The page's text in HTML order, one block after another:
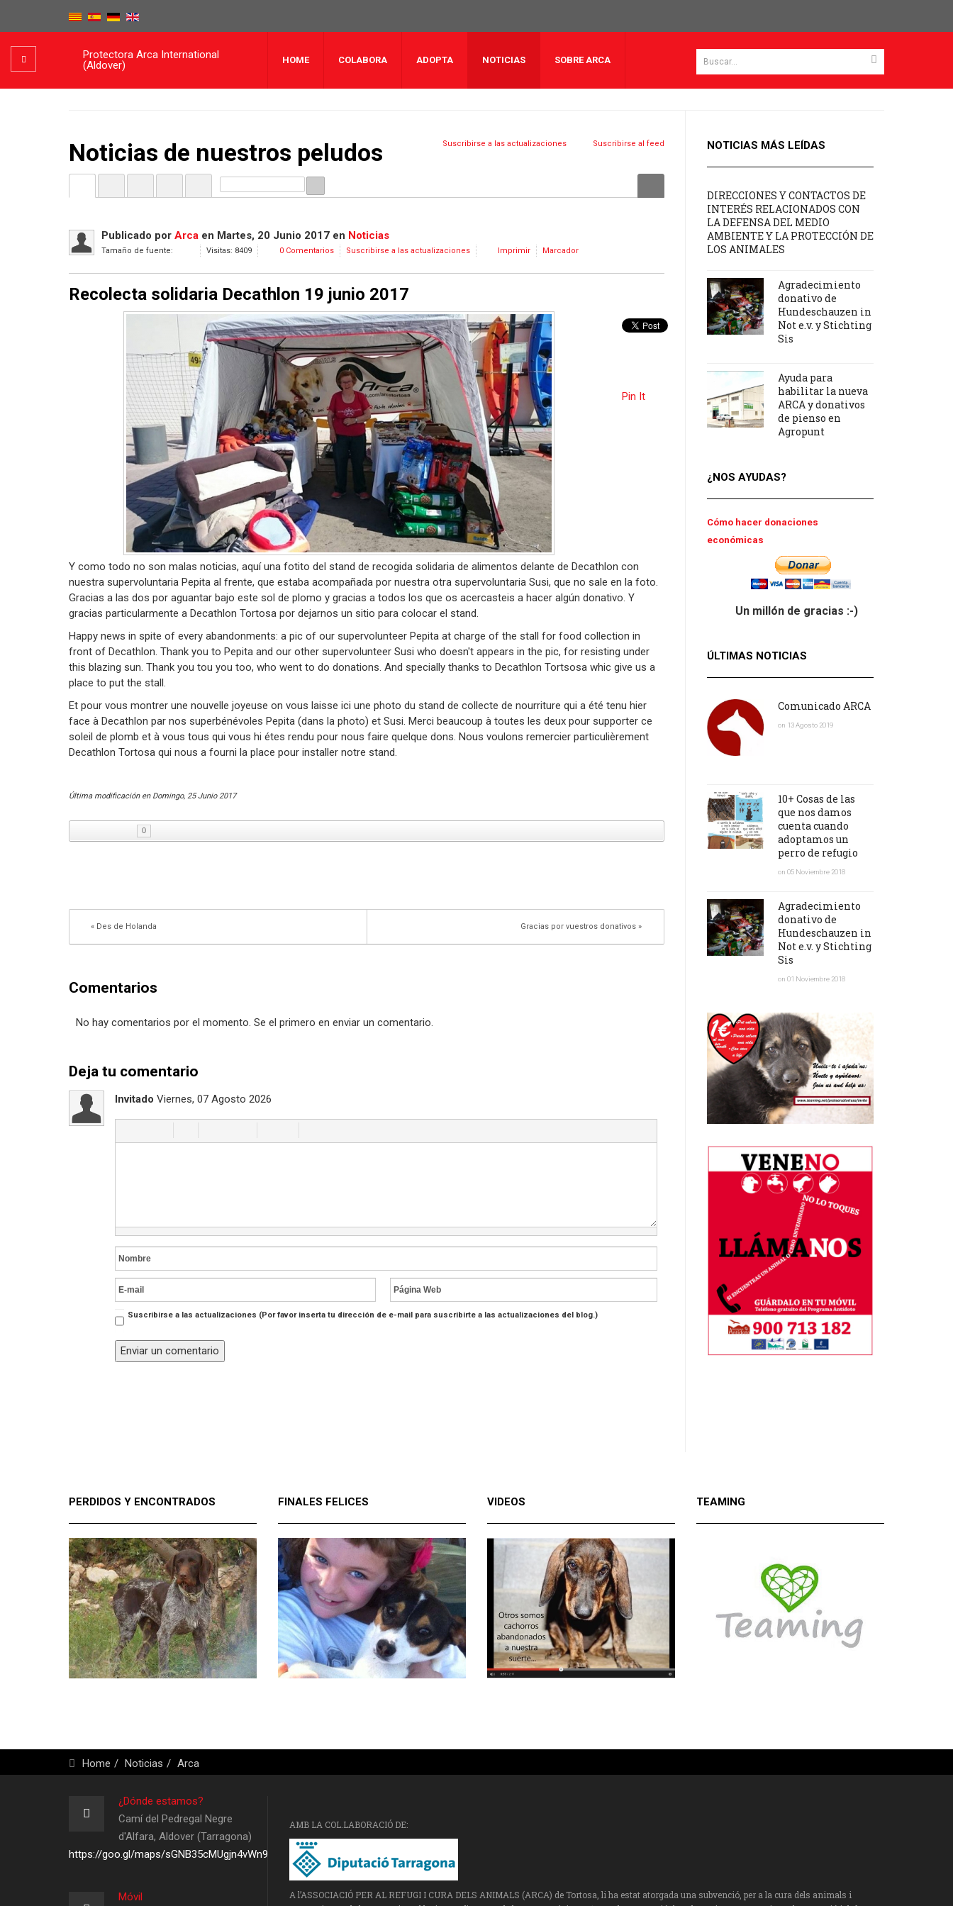
Protectora Arca International
(Aldover)
HOME COLABORA ADOPTA NOTICIAS SOBRE ARCA
Suscribirse a las actualizaciones Suscribirse al feed
Noticias de nuestros peludos
Publicado por Arca en Martes, 20 Junio 2017 en Noticias
Tamaño de fuente: Visitas: 8409 0 Comentarios Suscribirse a las actualizaciones Imprimir Marcador
Recolecta solidaria Decathlon 19 junio 2017
Pin It
Y como todo no son malas noticias, aquí una fotito del stand de recogida solidaria de alimentos delante de Decathlon con
nuestra supervoluntaria Pepita al frente, que estaba acompañada por nuestra otra supervoluntaria Susi, que no sale en la foto.
Gracias a las dos por aguantar bajo este sol de plomo y gracias a todos los que os acercasteis a hacer algún donativo. Y
gracias particularmente a Decathlon Tortosa por dejarnos un sitio para colocar el stand.
Happy news in spite of every abandonments: a pic of our supervolunteer Pepita at charge of the stall for food collection in
front of Decathlon. Thank you to Pepita and our other supervolunteer Susi who doesn't appears in the pic, for resisting under
this blazing sun. Thank you tou you too, who went to do donations. And specially thanks to Decathlon Tortsosa whic give us a
place to put the stall.
Et pour vous montrer une nouvelle joyeuse on vous laisse ici une photo du stand de collecte de nourriture qui a été tenu hier
face à Decathlon par nos superbénévoles Pepita (dans la photo) et Susi. Merci beaucoup à toutes les deux pour supporter ce
soleil de plomb et à vous tous qui vous hi étes rendu pour nous faire quelque dons. Nous voulons remercier particulièrement
Decathlon Tortosa qui nous a fourni la place pour installer notre stand.
Última modificación en Domingo, 25 Junio 2017
0
« Des de Holanda Gracias por vuestros donativos »
Comentarios
No hay comentarios por el momento. Se el primero en enviar un comentario.
Deja tu comentario
Invitado Viernes, 07 Agosto 2026
Suscribirse a las actualizaciones (Por favor inserta tu dirección de e-mail para suscribirte a las actualizaciones del blog.)
NOTICIAS MÁS LEÍDAS
DIRECCIONES Y CONTACTOS DE
INTERÉS RELACIONADOS CON
LA DEFENSA DEL MEDIO
AMBIENTE Y LA PROTECCIÓN DE
LOS ANIMALES
Agradecimiento
donativo de
Hundeschauzen in
Not e.v. y Stichting
Sis
Ayuda para
habilitar la nueva
ARCA y donativos
de pienso en
Agropunt
¿NOS AYUDAS?
Cómo hacer donaciones
económicas
Un millón de gracias :-)
ÚLTIMAS NOTICIAS
Comunicado ARCA
on 13 Agosto 2019
10+ Cosas de las
que nos damos
cuenta cuando
adoptamos un
perro de refugio
on 05 Noviembre 2018
Agradecimiento
donativo de
Hundeschauzen in
Not e.v. y Stichting
Sis
on 01 Noviembre 2018
PERDIDOS Y ENCONTRADOS FINALES FELICES VIDEOS TEAMING
Home Noticias Arca
¿Dónde estamos?
Camí del Pedregal Negre
d'Alfara, Aldover (Tarragona)
https://goo.gl/maps/sGNB35cMUgjn4vWn9
Móvil
AMB LA COL.LABORACIÓ DE:
A l’ASSOCIACIÓ PER AL REFUGI I CURA DELS ANIMALS (ARCA) de Tortosa, li ha estat atorgada una subvenció, per a la cura dels animals i